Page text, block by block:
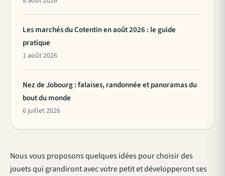
Nous vous proposons quelques idées pour choisir des
jouets qui grandiront avec votre petit et développeront ses
Les marchés du Cotentin en août 2026 : le guide
pratique
1 août 2026
Nez de Jobourg : falaises, randonnée et panoramas du
bout du monde
6 juillet 2026